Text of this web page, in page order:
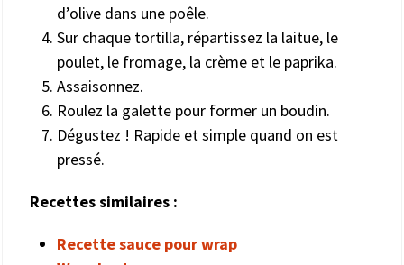
d’olive dans une poêle.
Sur chaque tortilla, répartissez la laitue, le
poulet, le fromage, la crème et le paprika.
Assaisonnez.
Roulez la galette pour former un boudin.
Dégustez ! Rapide et simple quand on est
pressé.
Recettes similaires :
Recette sauce pour wrap